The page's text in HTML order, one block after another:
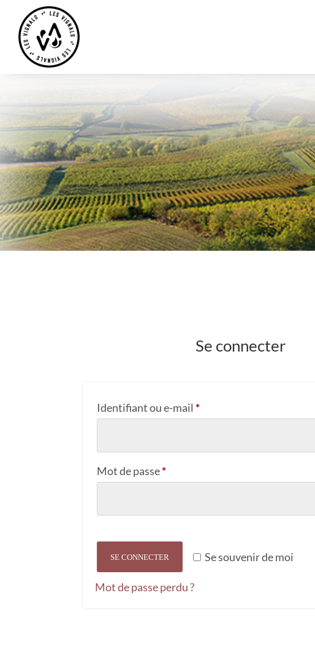
Se connecter
Identifiant ou e-mail*Obligatoire
Mot de passe*Obligatoire
Se souvenir de moi
SE CONNECTER
Mot de passe perdu ?